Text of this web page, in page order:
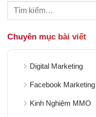
Chuyên mục bài viết
Digital Marketing
Facebook Marketing
Kinh Nghiệm MMO